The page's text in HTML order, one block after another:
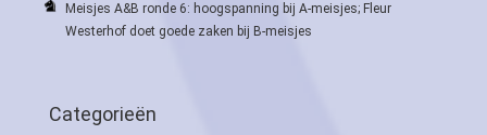
Meisjes A&B ronde 6: hoogspanning bij A-meisjes; Fleur
Westerhof doet goede zaken bij B-meisjes
Categorieën